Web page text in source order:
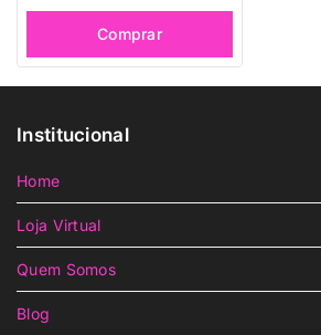
Comprar
Institucional
Home
Loja Virtual
Quem Somos
Blog